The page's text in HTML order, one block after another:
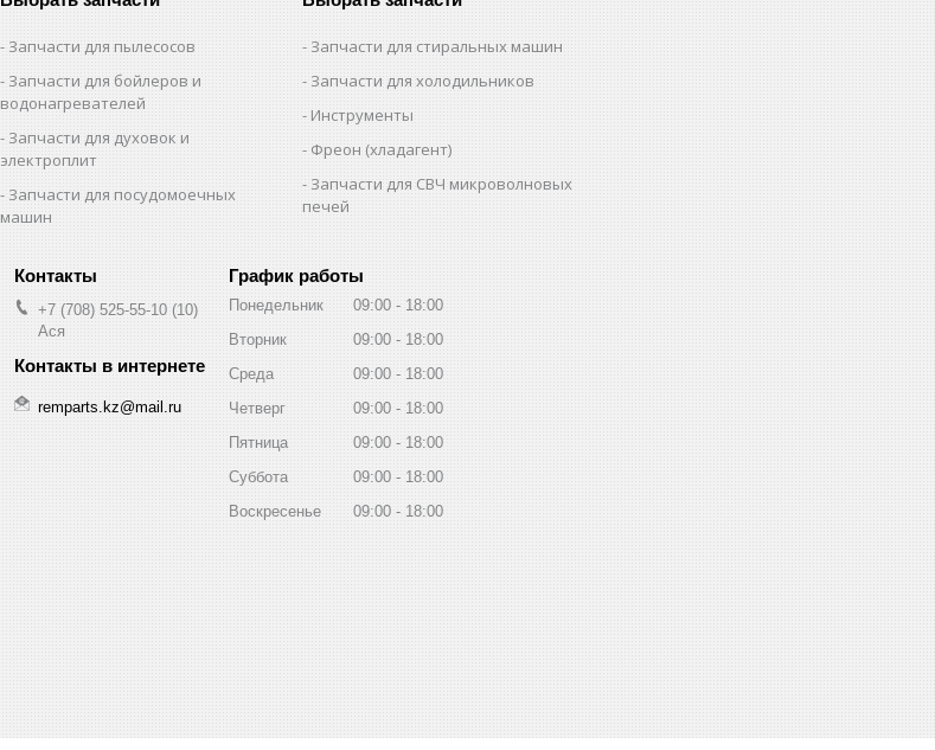
Запчасти для пылесосов
Запчасти для бойлеров и
водонагревателей
Запчасти для духовок и
электроплит
Запчасти для посудомоечных
машин
Запчасти для стиральных машин
Запчасти для холодильников
Инструменты
Фреон (хладагент)
Запчасти для СВЧ микроволновых
печей
+7 (708) 525-55-10 10
Ася
remparts.kz@mail.ru
График работы
Понедельник 09:00
18:00
Вторник
09:00
18:00
Среда
09:00
18:00
Четверг
09:00
18:00
Пятница
09:00
18:00
Суббота
09:00
18:00
Воскресенье
09:00 18:00